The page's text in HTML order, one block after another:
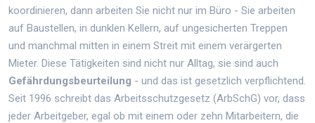
koordinieren, dann arbeiten Sie nicht nur im Büro - Sie arbeiten
auf Baustellen, in dunklen Kellern, auf ungesicherten Treppen
und manchmal mitten in einem Streit mit einem verärgerten
Mieter. Diese Tätigkeiten sind nicht nur Alltag, sie sind auch
Gefährdungsbeurteilung - und das ist gesetzlich verpflichtend.
Seit 1996 schreibt das Arbeitsschutzgesetz (ArbSchG) vor, dass
jeder Arbeitgeber, egal ob mit einem oder zehn Mitarbeitern, die